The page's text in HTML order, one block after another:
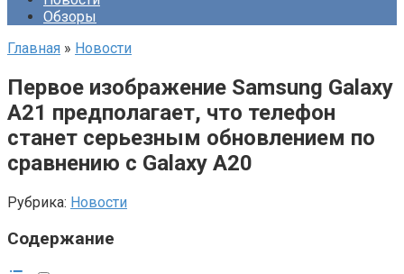
Обзоры
Главная » Новости
Первое изображение Samsung Galaxy
A21 предполагает, что телефон
станет серьезным обновлением по
сравнению с Galaxy A20
Рубрика: Новости
Содержание